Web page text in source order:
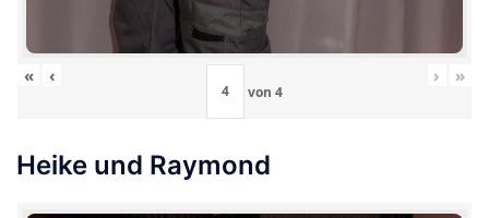
« ‹
von 4
› »
Heike und Raymond